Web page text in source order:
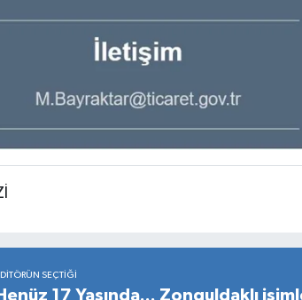
SEÇTIĞI
17 Yaşında... Zonguldaklı